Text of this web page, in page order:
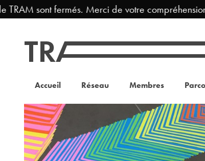
sont fermés. Merci de votre compréhension.
Accueil Réseau Membres